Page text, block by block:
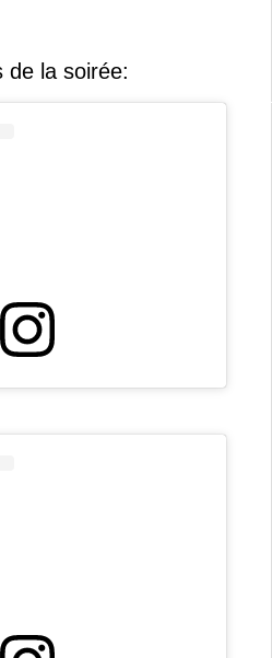
de la soirée: